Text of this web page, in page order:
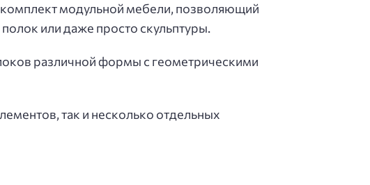
модульной мебели, позволяющий
или даже просто скульптуры.
различной формы с геометрическими
так и несколько отдельных